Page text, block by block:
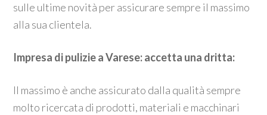
sulle ultime novità per assicurare sempre il massimo
alla sua clientela.
Impresa di pulizie a Varese: accetta una dritta:
Il massimo è anche assicurato dalla qualità sempre
molto ricercata di prodotti, materiali e macchinari